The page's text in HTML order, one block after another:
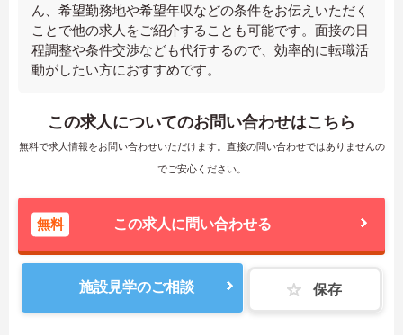
ん、希望勤務地や希望年収などの条件をお伝えいただく
ことで他の求人をご紹介することも可能です。面接の日
程調整や条件交渉なども代行するので、効率的に転職活
動がしたい方におすすめです。
この求人についてのお問い合わせはこちら
無料で求人情報をお問い合わせいただけます。直接の問い合わせではありませんの
でご安心ください。
無料 この求人に問い合わせる
施設見学のご相談 保存